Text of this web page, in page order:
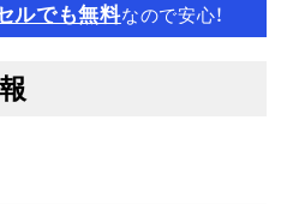
ルでも無料なので安心！